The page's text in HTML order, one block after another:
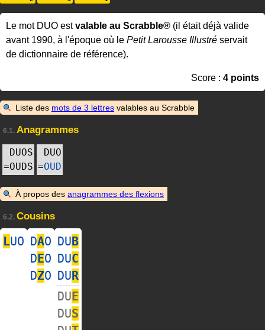
Le mot DUO estvalable au Scrabble® (il était déjà valide
avant 1990, à l'époque où le Petit Larousse Illustré servait
de dictionnaire de référence).
Score : 4 points
Liste des mots de 3 lettres valables au Scrabble
6.1. Anagrammes
DUOS
=OUDS
DUO
=OUD
À propos des anagrammes des flexions
6.2. Cousins
LUO DAO
DEO
DZO
DUB
DUC
DUR
DUE
DUS